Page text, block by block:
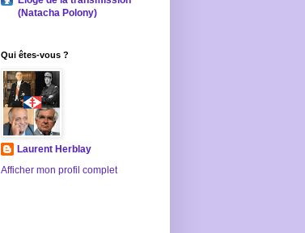
(Natacha Polony)
Qui êtes-vous ?
Laurent Herblay
Afficher mon profil complet